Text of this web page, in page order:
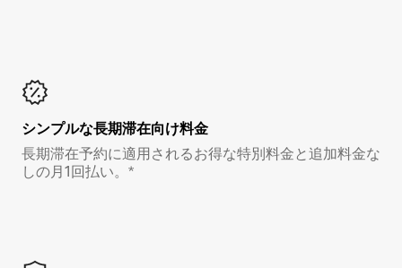
シンプルな長期滞在向け料金
長期滞在予約に適用されるお得な特別料金と追加料金な
しの月1回払い。*